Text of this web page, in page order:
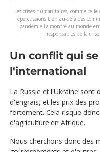
Les crises humanitaires, comme
répercussions bien au-delà des
pandémie l'a montré au monde
responsables de la
Un conflit qui
l'international
La Russie et l'Ukraine sont
d'engrais, et les prix des
fortement. Cela risque
d'agriculture en Afrique.
Nous cherchons donc des